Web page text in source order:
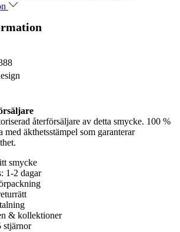
återförsäljare av detta smycke. 100 %
äkthetsstämpel som garanterar
smycke
1-2 dagar
& kollektioner
stjärnor